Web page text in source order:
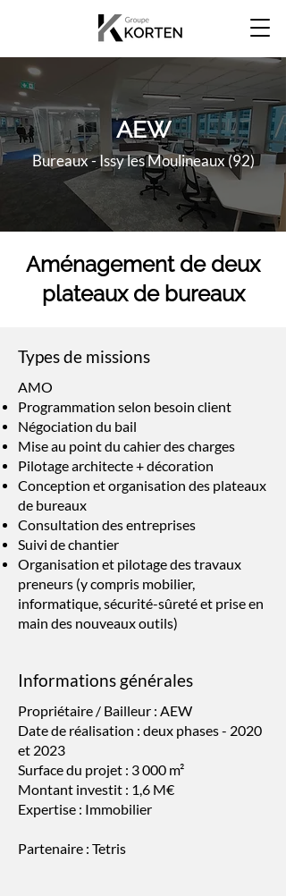
AEW
Bureaux - Issy les Moulineaux (92)
Aménagement de deux
plateaux de bureaux
Types de missions
​AMO
Programmation selon besoin client
Négociation du bail
Mise au point du cahier des charges
Pilotage architecte + décoration
Conception et organisation des plateaux
de bureaux
Consultation des entreprises
Suivi de chantier
Organisation et pilotage des travaux
preneurs (y compris mobilier,
informatique, sécurité-sûreté et prise en
main des nouveaux outils)
Informations générales
Propriétaire / Bailleur : AEW
Date de réalisation : deux phases - 2020
et 2023
Surface du projet : 3 000 m²
Montant investit : 1,6 M€
Expertise : Immobilier
Partenaire : Tetris